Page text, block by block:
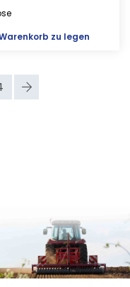
zu legen